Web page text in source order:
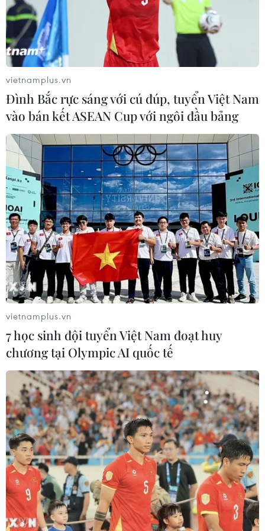
11/2018: Tubudd lọt top 10 Techfest 2018 (Bộ
Khoa học và Công nghệ, Việt Nam); Top 10
Pitch@Palace Vietnam 1.0 (Anh quốc)
8/2019: Tubudd lọt top 10 Vietnam Start Up
Wheel (Trung tâm Hỗ trợ Thanh niên khởi
nghiệp Thành phố Hồ Chí Minh)
6/2019: Tubudd đạt giải Nhì cuộc thi “Doanh
nghiệp khởi nghiệp sáng tạo ứng dụng công
nghệ thông tin phát triển du lịch (Tổng cục Du
lịch Việt Nam tổ chức)
9/2019: Tubudd đạt giải Ba VietChallenge tại
Boston, Mỹ…
vietnamplus.vn
Đình Bắc rực sáng với cú đúp, tuyển Việt Nam
vào bán kết ASEAN Cup với ngôi đầu bảng
vietnamplus.vn
7 học sinh đội tuyển Việt Nam đoạt huy
chương tại Olympic AI quốc tế